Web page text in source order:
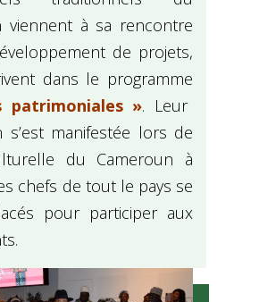
viennent à sa rencontre
de projets,
dans le programme
patrimoniales ». Leur
s’est manifestée lors de
du Cameroun à
chefs de tout le pays se
pour participer aux